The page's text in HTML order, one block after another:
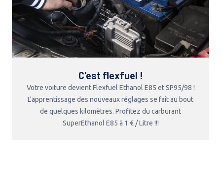
C'est flexfuel !
Votre voiture devient Flexfuel Ethanol E85 et SP95/98 !
L'apprentissage des nouveaux réglages se fait au bout
de quelques kilomètres. Profitez du carburant
SuperEthanol E85 à 1 € / Litre !!!